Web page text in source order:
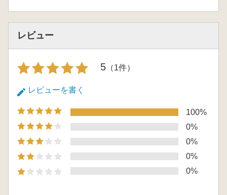
レビュー
5 （1件）
レビューを書く
100%
0%
0%
0%
0%